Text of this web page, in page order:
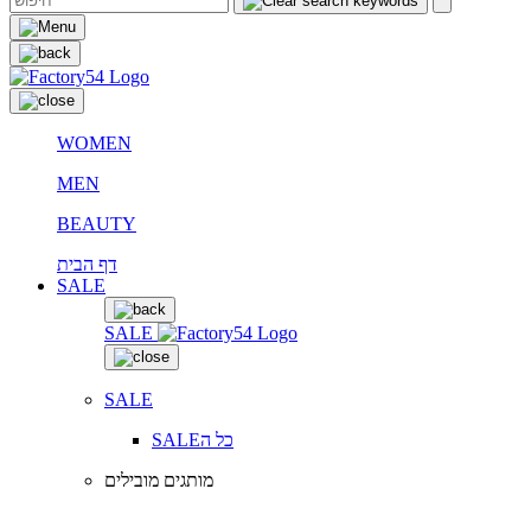
WOMEN
MEN
BEAUTY
דף הבית
SALE
SALE
SALE
SALEכל ה
מותגים מובילים